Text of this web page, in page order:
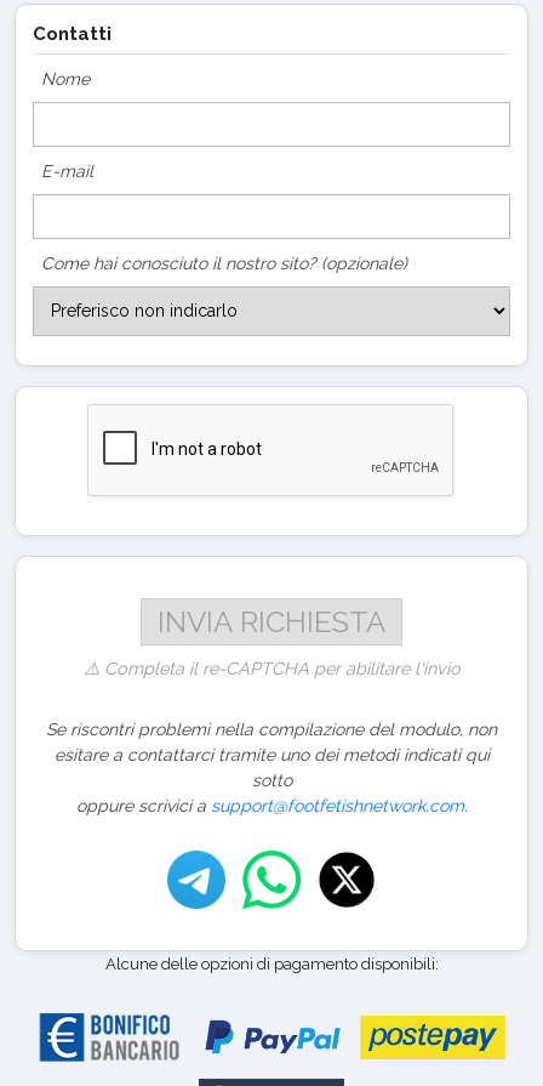
Contatti
Nome
E-mail
Come hai conosciuto il nostro sito? (opzionale)
⚠️ Completa il re-CAPTCHA per abilitare l'invio
Se riscontri problemi nella compilazione del modulo, non
esitare a contattarci tramite uno dei metodi indicati qui
sotto
oppure scrivici a support@footfetishnetwork.com.
Alcune delle opzioni di pagamento disponibili: